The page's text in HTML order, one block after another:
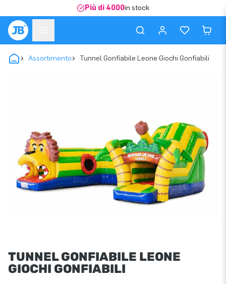
Più di 4000in stock
Assortimento Tunnel Gonfiabile Leone Giochi Gonfiabili
TUNNEL GONFIABILE LEONE
GIOCHI GONFIABILI